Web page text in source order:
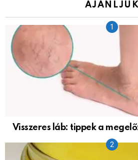
AJÁNLJUK
Visszeres láb: tippek a